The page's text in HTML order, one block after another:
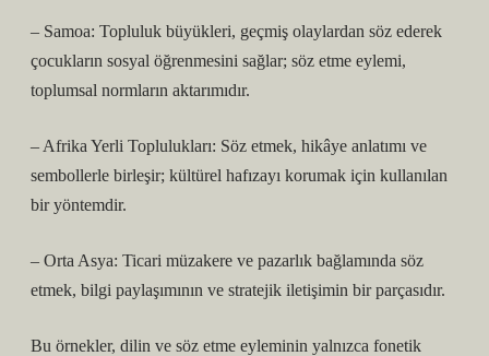
– Samoa: Topluluk büyükleri, geçmiş olaylardan söz ederek
çocukların sosyal öğrenmesini sağlar; söz etme eylemi,
toplumsal normların aktarımıdır.
– Afrika Yerli Toplulukları: Söz etmek, hikâye anlatımı ve
sembollerle birleşir; kültürel hafızayı korumak için kullanılan
bir yöntemdir.
– Orta Asya: Ticari müzakere ve pazarlık bağlamında söz
etmek, bilgi paylaşımının ve stratejik iletişimin bir parçasıdır.
Bu örnekler, dilin ve söz etme eyleminin yalnızca fonetik